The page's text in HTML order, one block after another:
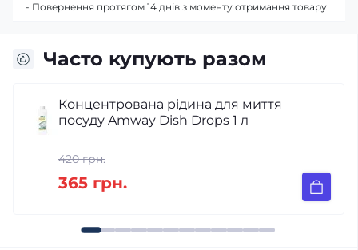
Часто купують разом
рідина для миття
Dish Drops 1 л
Спрей
виведення
442 грн.
- Повернення протягом 14 днів з моменту отримання товару